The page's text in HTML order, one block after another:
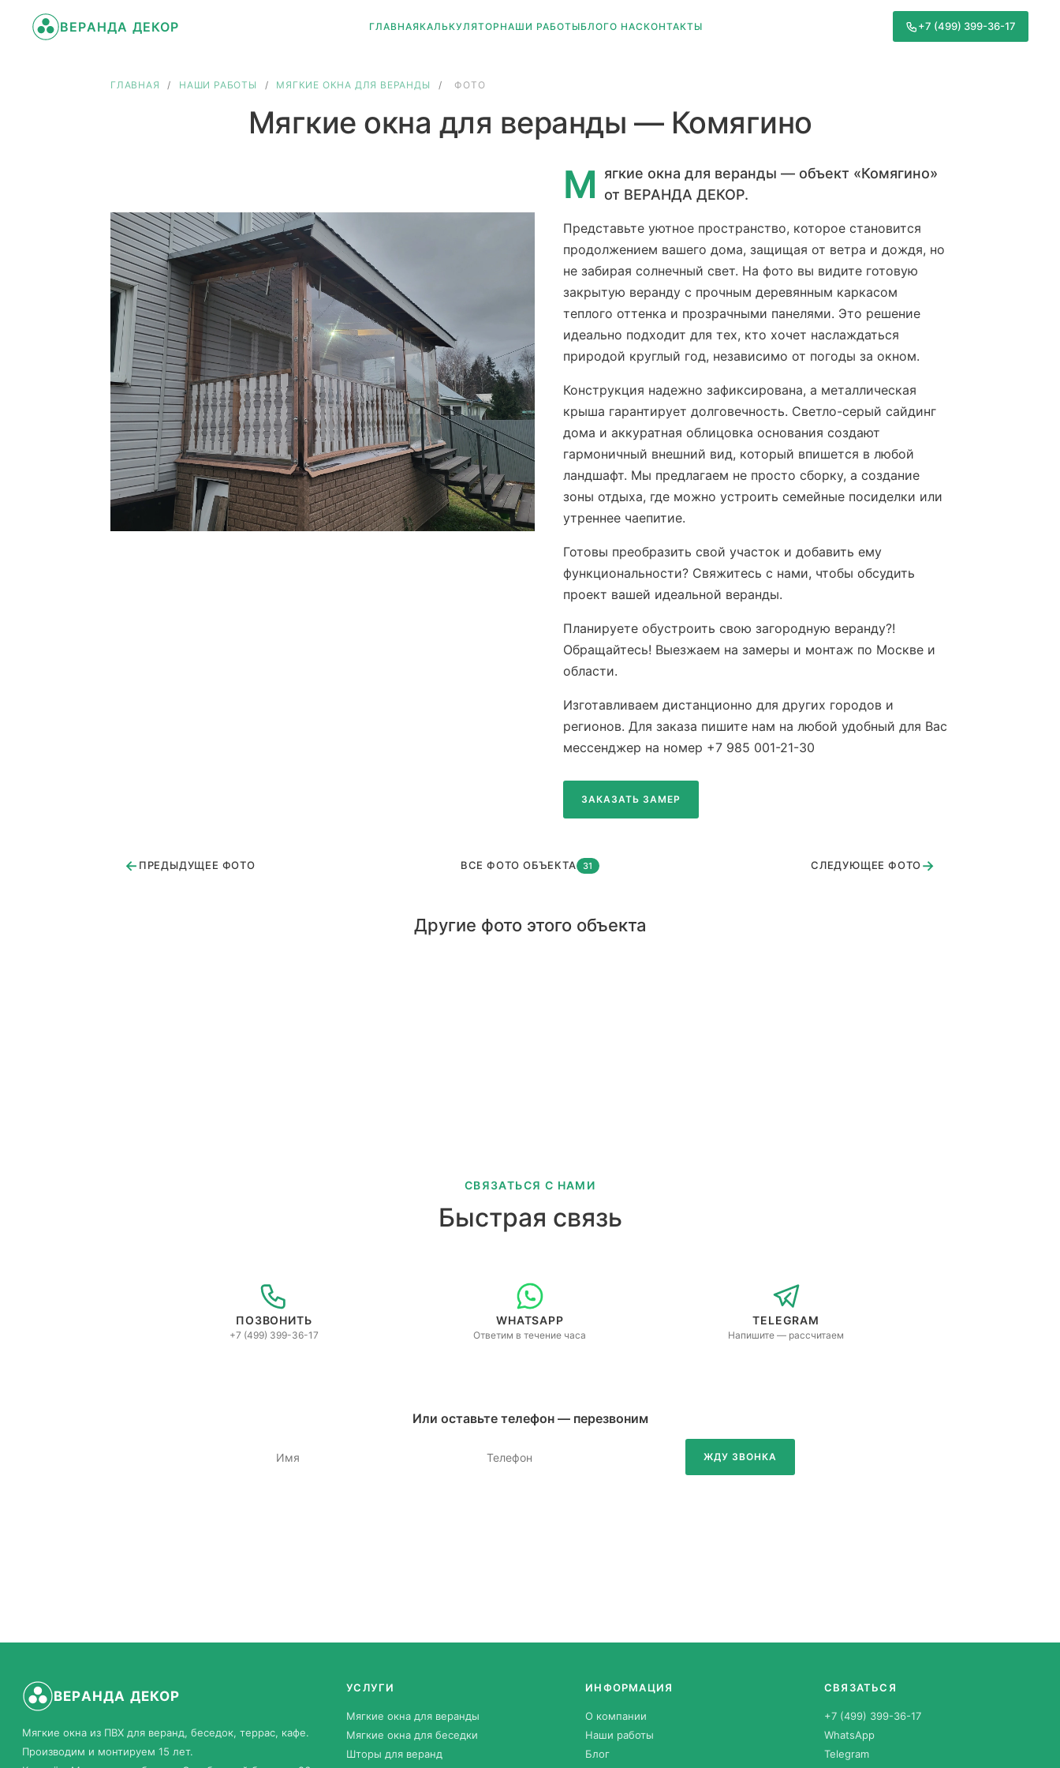
ВЕРАНДА ДЕКОР ГЛАВНАЯКАЛЬКУЛЯТОР НАШИ РАБОТЫБЛОГО НАС КОНТАКТЫ +7 (499) 399-36-17
ГЛАВНАЯ / НАШИ РАБОТЫ / МЯГКИЕ ОКНА ДЛЯ ВЕРАНДЫ / ФОТО
Мягкие окна для веранды — Комягино
М
ягкие окна для веранды — объект «Комягино»
от ВЕРАНДА ДЕКОР.
Представьте уютное пространство, которое становится
продолжением вашего дома, защищая от ветра и дождя, но
не забирая солнечный свет. На фото вы видите готовую
закрытую веранду с прочным деревянным каркасом
теплого оттенка и прозрачными панелями. Это решение
идеально подходит для тех, кто хочет наслаждаться
природой круглый год, независимо от погоды за окном.
Конструкция надежно зафиксирована, а металлическая
крыша гарантирует долговечность. Светло-серый сайдинг
дома и аккуратная облицовка основания создают
гармоничный внешний вид, который впишется в любой
ландшафт. Мы предлагаем не просто сборку, а создание
зоны отдыха, где можно устроить семейные посиделки или
утреннее чаепитие.
Готовы преобразить свой участок и добавить ему
функциональности? Свяжитесь с нами, чтобы обсудить
проект вашей идеальной веранды.
Планируете обустроить свою загородную веранду?!
Обращайтесь! Выезжаем на замеры и монтаж по Москве и
области.
Изготавливаем дистанционно для других городов и
регионов. Для заказа пишите нам на любой удобный для Вас
мессенджер на номер +7 985 001-21-30
ЗАКАЗАТЬ ЗАМЕР
← ПРЕДЫДУЩЕЕ ФОТО ВСЕ ФОТО ОБЪЕКТА 31 СЛЕДУЮЩЕЕ ФОТО→
Другие фото этого объекта
Большая беседка
Зимняя установка
СВЯЗАТЬСЯ С НАМИ
Быстрая связь
ПОЗВОНИТЬ
+7 (499) 399-36-17
WHATSAPP
Ответим в течение часа
TELEGRAM
Напишите — рассчитаем
Или оставьте телефон — перезвоним
ЖДУ ЗВОНКА
ВЕРАНДА ДЕКОР
Мягкие окна из ПВХ для веранд, беседок, террас, кафе.
Производим и монтируем 15 лет.
УСЛУГИ
Мягкие окна для веранды
Мягкие окна для беседки
Шторы для веранд
ИНФОРМАЦИЯ
О компании
Наши работы
Блог
СВЯЗАТЬСЯ
+7 (499) 399-36-17
WhatsApp
Telegram